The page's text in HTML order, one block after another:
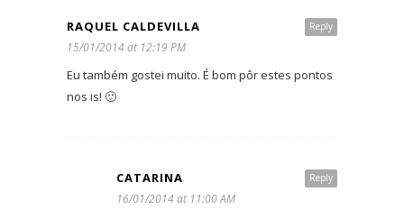
Reply
RAQUEL CALDEVILLA
15/01/2014 at 12:19 PM
Eu também gostei muito. É bom pôr estes pontos
nos is! 🙂
Reply
CATARINA
16/01/2014 at 11:00 AM